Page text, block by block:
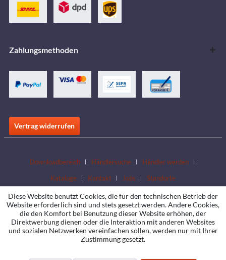
Zahlungsmethoden
Vertrag widerrufen
Downloadbereich Händlersuche
Händler werden
Kataloge
Kontakt Jobs Standorte
Diese Website benutzt Cookies, die für den technischen Betrieb der
Website erforderlich sind und stets gesetzt werden. Andere Cookies,
die den Komfort bei Benutzung dieser Website erhöhen, der
Direktwerbung dienen oder die Interaktion mit anderen Websites
und sozialen Netzwerken vereinfachen sollen, werden nur mit Ihrer
Zustimmung gesetzt.